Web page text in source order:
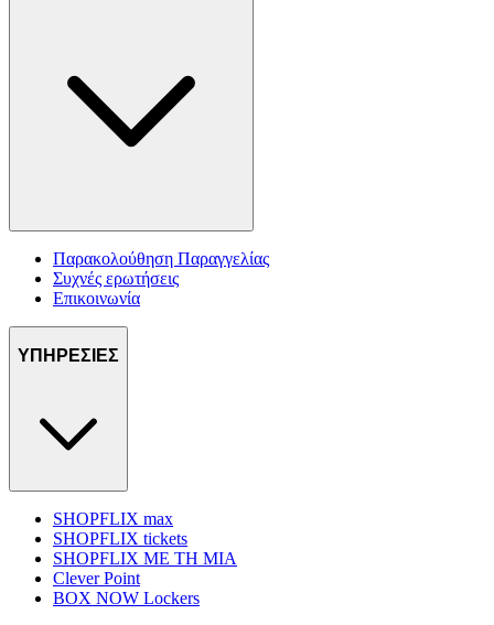
Παρακολούθηση Παραγγελίας
Συχνές ερωτήσεις
Επικοινωνία
ΥΠΗΡΕΣΙΕΣ
SHOPFLIX max
SHOPFLIX tickets
SHOPFLIX ΜΕ ΤΗ ΜΙΑ
Clever Point
BOX NOW Lockers